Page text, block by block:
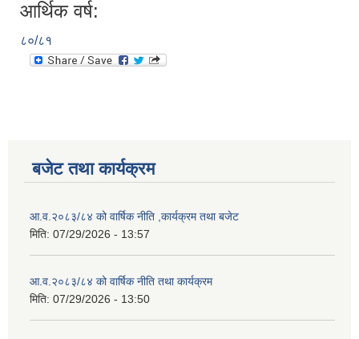
आर्थिक वर्ष:
८०/८१
बजेट तथा कार्यक्रम
आ.व.२०८३/८४ को वार्षिक नीति ,कार्यक्रम तथा बजेट
मिति: 07/29/2026 - 13:57
आ.व.२०८३/८४ को वार्षिक नीति तथा कार्यक्रम
मिति: 07/29/2026 - 13:50